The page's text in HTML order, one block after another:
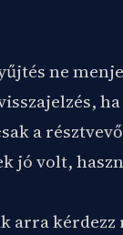
ne
a
jó volt,
arra